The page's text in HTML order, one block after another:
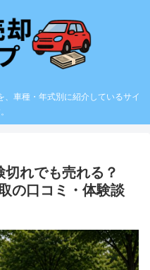
車種・年式別に紹介しているサイ
れでも売れる？
の口コミ・体験談